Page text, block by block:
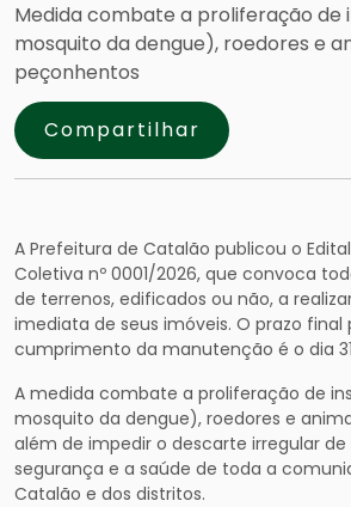
Medida combate a proliferação de
mosquito da dengue), roedores e
peçonhentos
Compartilhar
A Prefeitura de Catalão publicou o
Coletiva nº 0001/2026, que convoca
de terrenos, edificados ou não, a
imediata de seus imóveis. O prazo final
cumprimento da manutenção é o dia
A medida combate a proliferação de
mosquito da dengue), roedores e
além de impedir o descarte irregular de
segurança e a saúde de toda a
Catalão e dos distritos.